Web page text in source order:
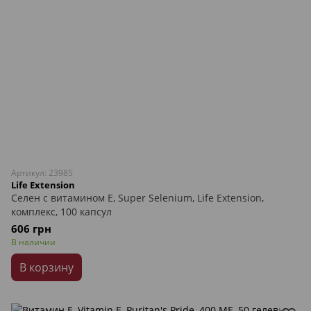
Артикул: 23985
Life Extension
Селен с витамином Е, Super Selenium, Life Extension,
комплекс, 100 капсул
606 грн
В наличии
В корзину